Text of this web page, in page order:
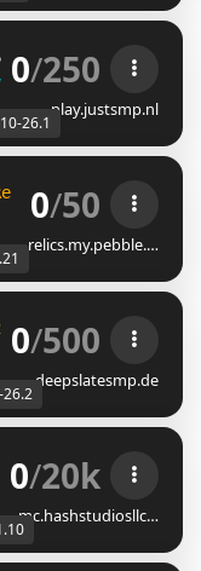
[1.10-26.1]
| Events
0/250
play.justsmp.nl
26.1
e cs SM P[1.9-1.21]
0/50
relics.my.pebble.…
PvP) »
0/500
deepslatesmp.de
26.2
Ranks! FREE
0/20k
mc.hashstudiosllc…